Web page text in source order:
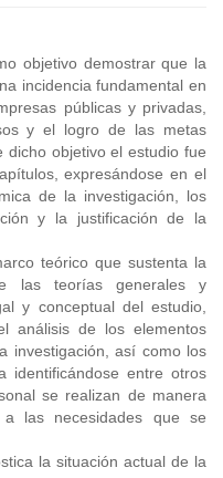
objetivo demostrar que la
incidencia fundamental en
públicas y privadas,
y el logro de las metas
dicho objetivo el estudio fue
expresándose en el
de la investigación, los
y la justificación de la
teórico que sustenta la
las teorías generales y
y conceptual del estudio,
análisis de los elementos
investigación, así como los
identificándose entre otros
se realizan de manera
las necesidades que se
la situación actual de la